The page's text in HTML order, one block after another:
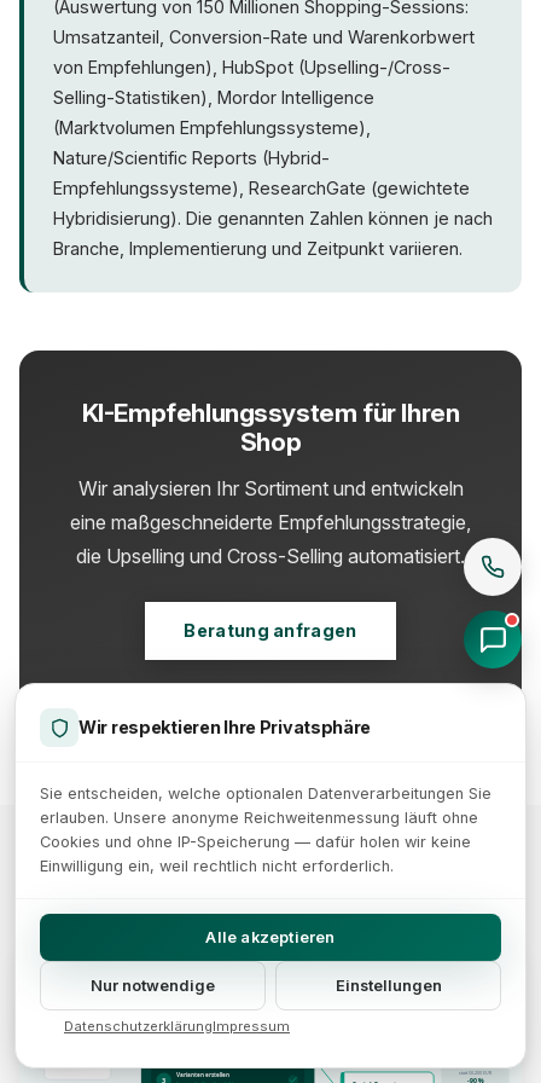
Seit dem EU AI Act (August 2024) müssen
Unternehmen zudem dokumentieren, wie ihre KI
funktioniert. In der Praxis empfehlen sich
datenschutzfreundliche Ansätze wie Zero-Party-
Daten (freiwillig geteilte Präferenzen) und Server-
Side-Tracking. Contextual Targeting bietet eine
Alternative, die ganz ohne personenbezogene
Daten auskommt. Eine professionelle Beratunghilft,
den optimalen Mittelweg zwischen Personalisierung
(Auswertung von 150 Millionen Shopping-Sessions:
Umsatzanteil, Conversion-Rate und Warenkorbwert
von Empfehlungen), HubSpot (Upselling-/Cross-
Selling-Statistiken), Mordor Intelligence
(Marktvolumen Empfehlungssysteme),
Nature/Scientific Reports (Hybrid-
Empfehlungssysteme), ResearchGate (gewichtete
Hybridisierung). Die genannten Zahlen können je nach
Branche, Implementierung und Zeitpunkt variieren.
KI-Empfehlungssystem für Ihren
Shop
Wir analysieren Ihr Sortiment und entwickeln
eine maßgeschneiderte Empfehlungsstrategie,
die Upselling und Cross-Selling automatisiert.
Beratung anfragen
Weitere Artikel
KI-Produktfoto-Pipeline
1
3
Varianten erstellen
3
statt 50-200 EUR
-90 %
Wir respektieren Ihre Privatsphäre
Sie entscheiden, welche optionalen Datenverarbeitungen Sie
erlauben. Unsere anonyme Reichweitenmessung läuft ohne
Cookies und ohne IP-Speicherung — dafür holen wir keine
Einwilligung ein, weil rechtlich nicht erforderlich.
Alle akzeptieren
Nur notwendige Einstellungen
DatenschutzerklärungImpressum